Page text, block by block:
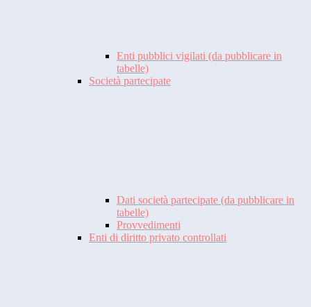
Enti pubblici vigilati (da pubblicare in
tabelle)
Società partecipate
Dati società partecipate (da pubblicare in
tabelle)
Provvedimenti
Enti di diritto privato controllati